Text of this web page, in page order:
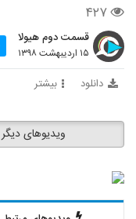
۴۲۷
قسمت دوم هیولا
۱۵ اردیبهشت ۱۳۹۸
دانلود بیشتر
ویدیوهای دیگر